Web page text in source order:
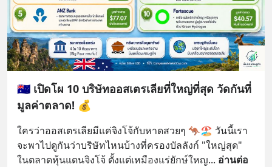
🇦🇺 เปิดโผ 10 บริษัทออสเตรเลียที่ใหญ่ที่สุด วัดกันที่
มูลค่าตลาด! 💰
ใครว่าออสเตรเลียมีแค่จิงโจ้กับหาดสวยๆ 🦘🏖️ วันนี้เรา
จะพาไปดูกันว่าบริษัทไหนบ้างที่ครองบัลลังก์ "ใหญ่สุด"
ในตลาดหุ้นแดนจิงโจ้ ตั้งแต่เหมืองแร่ยักษ์ใหญ... อ่านต่อ